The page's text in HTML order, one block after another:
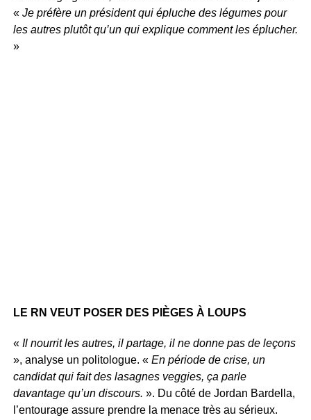
«Je préfère un président qui épluche des légumes pour
les autres plutôt qu’un qui explique comment les éplucher.
»
LE RN VEUT POSER DES PIÈGES À LOUPS
« Il nourrit les autres, il partage, il ne donne pas de leçons
», analyse un politologue. « En période de crise, un
candidat qui fait des lasagnes veggies, ça parle
davantage qu’un discours. ». Du côté de Jordan Bardella,
l’entourage assure prendre la menace très au sérieux.